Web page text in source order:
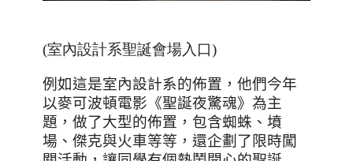
(室內設計系聖誕會場入口)
例如這是室內設計系的佈置，他們今年
以麥可波頓電影《聖誕夜驚魂》為主
題，做了大型的佈置，包含蜘蛛、墳
場、傑克與火車等等，還企劃了限時闖